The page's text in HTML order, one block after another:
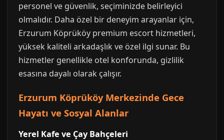
personel ve güvenlik, seçiminizde belirleyici
olmalıdır. Daha özel bir deneyim arayanlar için,
Erzurum Köprüköy premium escort hizmetleri,
yüksek kaliteli arkadaşlık ve özel ilgi sunar. Bu
hizmetler genellikle otel konforunda, gizlilik
esasına dayalı olarak çalışır.
Erzurum Köprüköy Merkezinde Gece
Hayatı ve Sosyal Alanlar
Yerel Kafe ve Çay Bahçeleri